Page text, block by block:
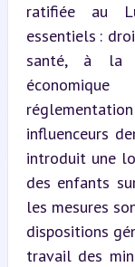
ratifiée au
essentiels :
santé, à la
influenceurs
introduit une
des enfants
les mesures
dispositions
travail des